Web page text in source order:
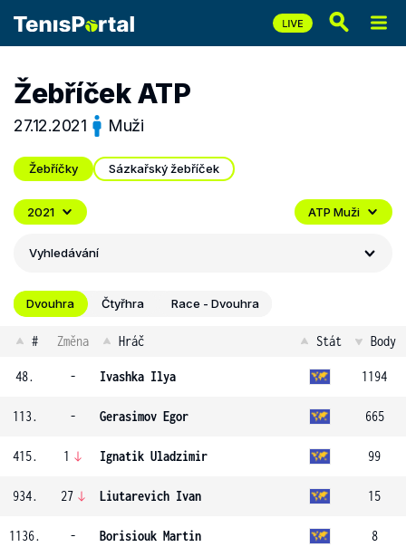
Žebříček ATP
27.12.2021 Muži
Žebříčky Sázkařský žebříček
2021 ATP Muži
Vyhledávání
Dvouhra Čtyřhra Race - Dvouhra
# Změna Hráč Stát Body
48. - Ivashka Ilya 1194
113. - Gerasimov Egor 665
415. 1 Ignatik Uladzimir 99
934. 27 Liutarevich Ivan 15
1136. - Borisiouk Martin 8